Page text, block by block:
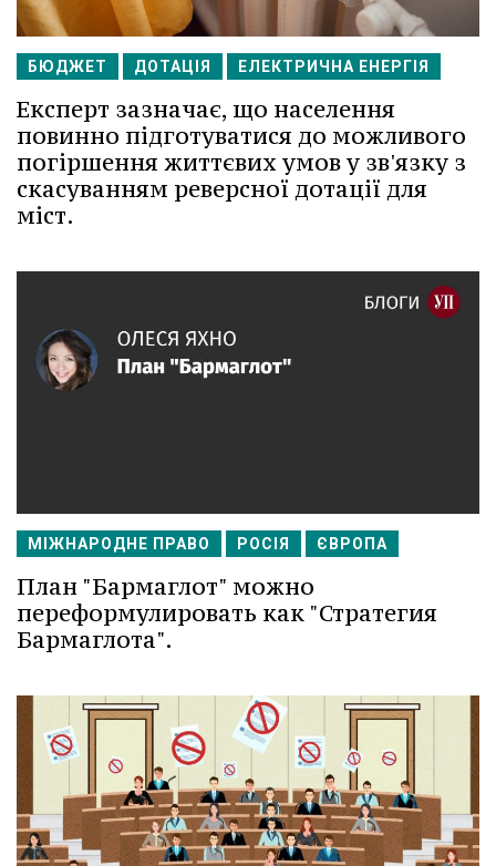
БЮДЖЕТ ДОТАЦІЯ ЕЛЕКТРИЧНА ЕНЕРГІЯ
Експерт зазначає, що населення
повинно підготуватися до можливого
погіршення життєвих умов у зв'язку з
скасуванням реверсної дотації для
міст.
МІЖНАРОДНЕ ПРАВО РОСІЯ ЄВРОПА
План "Бармаглот" можно
переформулировать как "Стратегия
Бармаглота".